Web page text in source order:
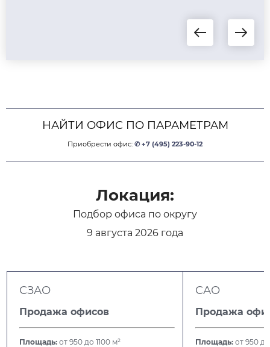
НАЙТИ ОФИС ПО ПАРАМЕТРАМ
Приобрести офис: ✆ +7 (495) 223-90-12
Локация:
Подбор офиса по округу
9 августа 2026 года
СЗАО
Продажа офисов
Площадь: от 950 до 1100 м²
САО
Продажа
Площадь: от 950 до